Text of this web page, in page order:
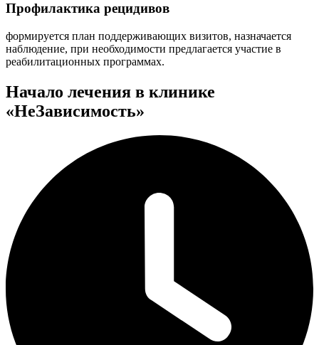
Профилактика рецидивов
формируется план поддерживающих визитов, назначается
наблюдение, при необходимости предлагается участие в
реабилитационных программах.
Начало лечения в клинике
«НеЗависимость»